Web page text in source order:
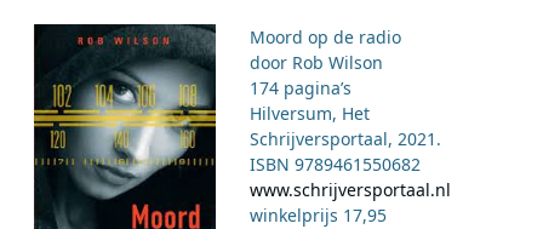
Moord op de radio
door Rob Wilson
174 pagina’s
Hilversum, Het
Schrijversportaal, 2021.
ISBN 9789461550682
www.schrijversportaal.nl
winkelprijs 17,95